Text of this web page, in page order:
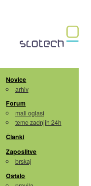
Novice
arhiv
Forum
mali oglasi
teme zadnjih 24h
Članki
Zaposlitve
brskaj
Ostalo